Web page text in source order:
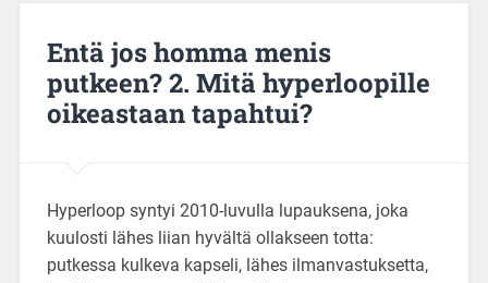
Entä jos homma menis
putkeen? 2. Mitä hyperloopille
oikeastaan tapahtui?
Hyperloop syntyi 2010-luvulla lupauksena, joka
kuulosti lähes liian hyvältä ollakseen totta:
putkessa kulkeva kapseli, lähes ilmanvastuksetta,